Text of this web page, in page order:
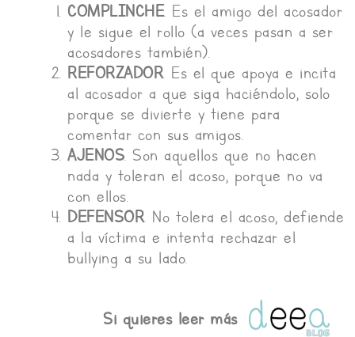
COMPLINCHE. Es el amigo del acosador
y le sigue el rollo (a veces pasan a ser
acosadores también).
REFORZADOR. Es el que apoya e incita
al acosador a que siga haciéndolo, solo
porque se divierte y tiene para
comentar con sus amigos.
AJENOS. Son aquellos que no hacen
nada y toleran el acoso, porque no va
con ellos.
DEFENSOR. No tolera el acoso, defiende
a la víctima e intenta rechazar el
bullying a su lado.
Si quieres leer más